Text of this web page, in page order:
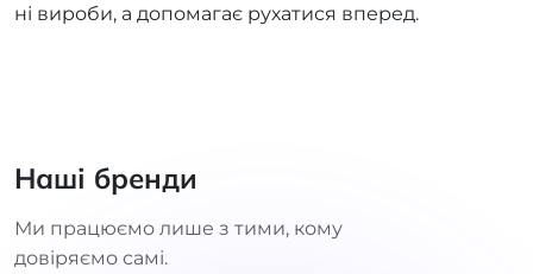
ні вироби, а допомагає рухатися вперед.
Наші бренди
Ми працюємо лише з тими, кому
довіряємо самі.